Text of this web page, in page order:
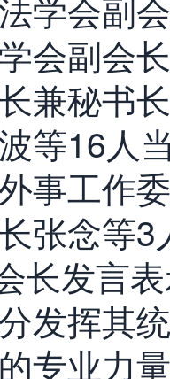
会副会
兼秘书
等16人
事工作
张念等
长发言
发挥其
专业力